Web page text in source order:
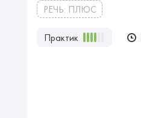
РЕЧЬ: ПЛЮС
Практик